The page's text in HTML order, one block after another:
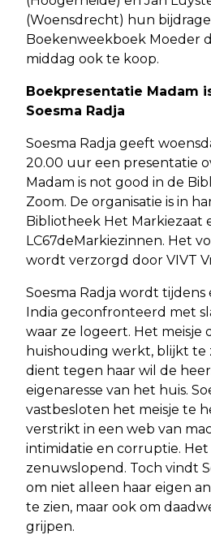
(Woensdrecht) hun
Boekenweekboek Moeder
middag ook te koop.
Boekpresentatie Madam
Soesma Radja
Soesma Radja geeft
20.00 uur een presentatie
Madam is not good in de
Zoom. De organisatie is in
Bibliotheek Het Markiezaat
LC67deMarkiezinnen. Het
wordt verzorgd door VIVT
Soesma Radja wordt tijdens
India geconfronteerd met
waar ze logeert. Het meisje
huishouding werkt, blijkt te
dient tegen haar wil de
eigenaresse van het huis.
vastbesloten het meisje te
verstrikt in een web van
intimidatie en corruptie. Het
zenuwslopend. Toch vindt
om niet alleen haar eigen
te zien, maar ook om
grijpen.